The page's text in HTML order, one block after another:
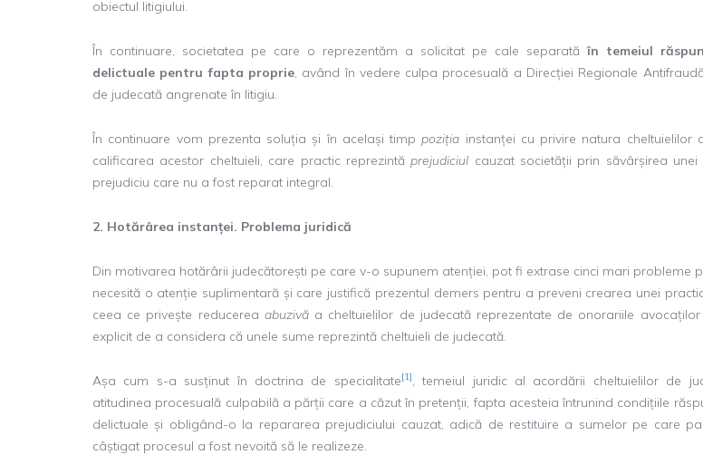
obiectul litigiului.
În continuare, societatea pe care o reprezentăm a solicitat pe cale separată în temeiul
delictuale pentru fapta proprie, având în vedere culpa procesuală a Direcției Regionale
de judecată angrenate în litigiu.
În continuare vom prezenta soluția și în același timppoziția instanței cu privire natura cheltuielilor
calificarea acestor cheltuieli, care practic reprezintăprejudiciul cauzat societății prin săvârșirea unei
prejudiciu care nu a fost reparat integral.
2. Hotărârea instanței. Problema juridică
Din motivarea hotărârii judecătorești pe care v-o supunem atenției, pot fi extrase cinci mari probleme
necesită o atenție suplimentară și care justifică prezentul demers pentru a preveni crearea unei
ceea ce privește reducerea abuzivăa cheltuielilor de judecată reprezentate de onorariile avocaților
explicit de a considera că unele sume reprezintă cheltuieli de judecată.
Așa cum s-a susținut în doctrina de specialitate[1], temeiul juridic al acordării cheltuielilor de
atitudinea procesuală culpabilă a părții care a căzut în pretenții, fapta acesteia întrunind condițiile
delictuale și obligând-o la repararea prejudiciului cauzat, adică de restituire a sumelor pe care
câștigat procesul a fost nevoită să le realizeze.